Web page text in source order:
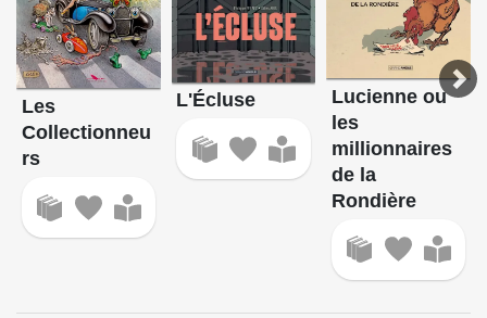
Les
Collectionneu
rs
L'Écluse
Lucienne ou
les
millionnaires
de la
Rondière